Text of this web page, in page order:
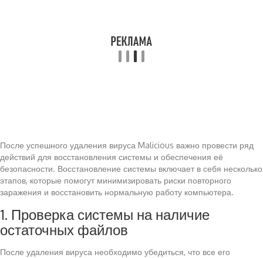
После успешного удаления вируса Malicious важно провести ряд
действий для восстановления системы и обеспечения её
безопасности. Восстановление системы включает в себя несколько
этапов, которые помогут минимизировать риски повторного
заражения и восстановить нормальную работу компьютера.
1. Проверка системы на наличие
остаточных файлов
После удаления вируса необходимо убедиться, что все его